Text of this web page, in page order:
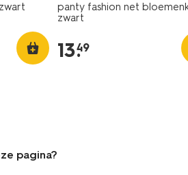
panty fashion net
zwart
13.
49
pagina?